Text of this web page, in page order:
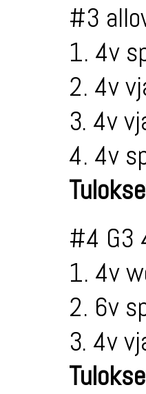
#3
1. 4v
2. 4v
3. 4v
4. 4v
#4 G3
1. 4v
2. 6v
3. 4v